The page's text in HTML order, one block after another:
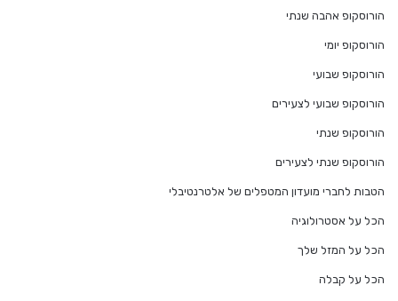
הורוסקופ אהבה שנתי
הורוסקופ יומי
הורוסקופ שבועי
הורוסקופ שבועי לצעירים
הורוסקופ שנתי
הורוסקופ שנתי לצעירים
הטבות לחברי מועדון המטפלים של אלטרנטיבלי
הכל על אסטרולוגיה
הכל על המזל שלך
הכל על קבלה